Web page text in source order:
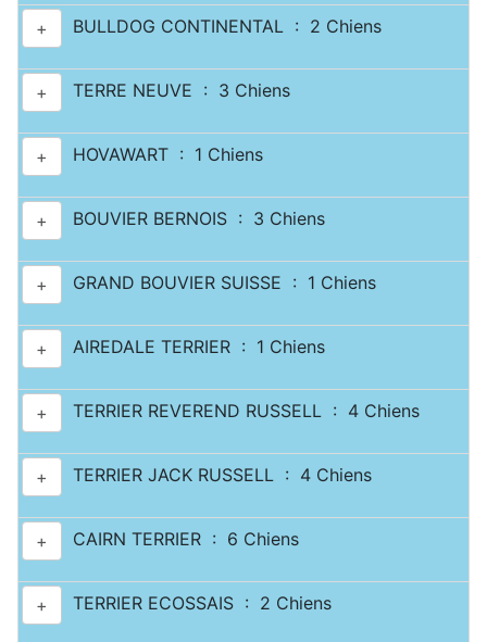
+ BULLDOG CONTINENTAL : 2 Chiens
+ TERRE NEUVE : 3 Chiens
+ HOVAWART : 1 Chiens
+ BOUVIER BERNOIS : 3 Chiens
+ GRAND BOUVIER SUISSE : 1 Chiens
+ AIREDALE TERRIER : 1 Chiens
+ TERRIER REVEREND RUSSELL : 4 Chiens
+ TERRIER JACK RUSSELL : 4 Chiens
+ CAIRN TERRIER : 6 Chiens
+ TERRIER ECOSSAIS : 2 Chiens